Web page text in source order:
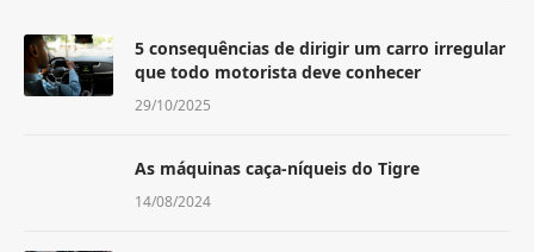
5 consequências de dirigir um carro irregular
que todo motorista deve conhecer
29/10/2025
As máquinas caça-níqueis do Tigre
14/08/2024